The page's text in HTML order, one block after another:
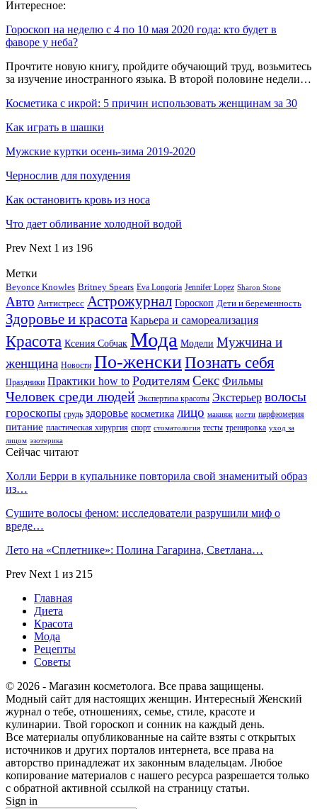
Интересное:
Гороскоп на неделю с 4 по 10 мая 2020 года: кто будет в
фаворе у неба?
Прочтите новую книгу, пройдите обучающий труд, возьмитесь
за изучение иностранного языка. В второй половине недели…
Косметика с икрой: 5 причин использовать женщинам за 30
Как играть в шашки
Мужские куртки осень-зима 2019-2020
Чернослив для похудения
Как остановить кровь из носа
Что дает обливание холодной водой
Prev Next 1 из 196
Метки
Beyonce Knowles Britney Spears Eva Longoria Jennifer Lopez Sharon Stone
Авто Антистресс Астрожурнал Гороскоп Дети и беременность
Здоровье и красота Карьера и самореализация
Красота Ксения Собчак Мода Модели Мужчина и
женщина Новости По-женскиПознать себя
Праздники Практики how to Родителям Секс Фильмы
Человек среди людей Экспертиза красоты Экстерьер волосы
гороскопы грудь здоровье косметика лицо макияж ногти парфюмерия
питание пластическая хирургия спорт стоматология тесты тренировка уход за
лицом эзотерика
Сейчас читают
Холли Берри в купальнике повторила свой знаменитый образ
из…
Сушите волосы феном: исследователи разрушили миф о
вреде…
Лето на «Сплетнике»: Полина Гагарина, Светлана…
Prev Next 1 из 215
Главная
Диета
Красота
Мода
Рецепты
Советы
© 2026 - Магазин косметолога. Все права защищены.
Модный сайт для настоящих женщин. Интересный Женский
журнал о тебе, отношениях, семье, стиле, красоте и
кулинарии. Твой гороскоп и сонник на каждый день.
Все материалы опубликованные на сайте взяты с открытых
источников и других порталов интернета, все права на
авторство принадлежат их законным владельцам. Любое
копирование материалов с нашего ресурса разрешается только
с обратной активной ссылкой на страницу статьи.
Sign in